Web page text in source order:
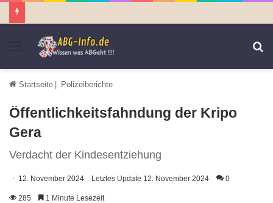
Menü
Startseite | Polizeiberichte
Öffentlichkeitsfahndung der Kripo
Gera
Verdacht der Kindesentziehung
12. November 2024 Letztes Update 12. November 2024 0
285 1 Minute Lesezeit